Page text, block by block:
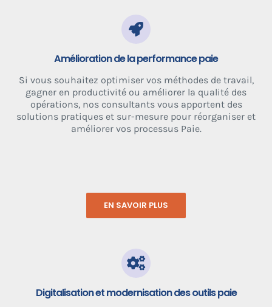
Amélioration de la performance paie
Si vous souhaitez optimiser vos méthodes de travail,
gagner en productivité ou améliorer la qualité des
opérations, nos consultants vous apportent des
solutions pratiques et sur-mesure pour réorganiser et
améliorer vos processus Paie.
EN SAVOIR PLUS
Digitalisation et modernisation des outils paie